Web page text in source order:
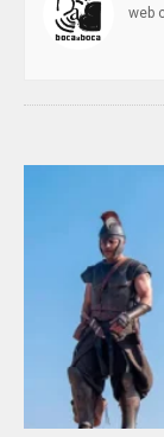
web